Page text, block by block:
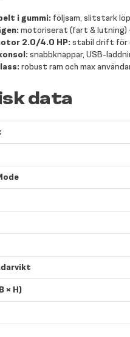
i gummi: följsam, slitstark
motoriserat (fart & lutning)
2.0/4.0 HP: stabil drift för
snabbknappar, USB-
robust ram och max
data
× H)